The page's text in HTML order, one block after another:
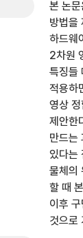
본 논
방법을
하드웨
2차원
특징들
적용하
영상
제안한
만드는
있다는
물체의
할 때
이후
것으로